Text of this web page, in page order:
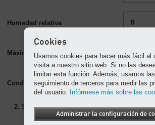
Humedad relativa
Máxima humedad
Condensado por hora
2. Secador
Cookies
Usamos cookies para hacer más fácil al
visita a nuestro sitio web. Si no las
limitar esta función. Además, usamos
seguimiento de terceros para medir las
del usuario. Infórmese más sobre las
Administrar la configuración de